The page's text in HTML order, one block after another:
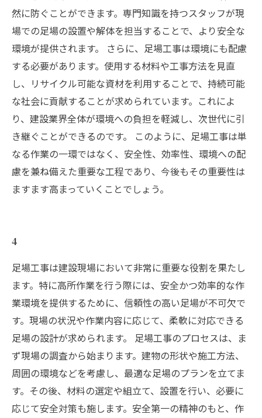
然に防ぐことができます。専門知識を持つスタッフが現
場での足場の設置や解体を担当することで、より安全な
環境が提供されます。 さらに、足場工事は環境にも配慮
する必要があります。使用する材料や工事方法を見直
し、リサイクル可能な資材を利用することで、持続可能
な社会に貢献することが求められています。これによ
り、建設業界全体が環境への負担を軽減し、次世代に引
き継ぐことができるのです。 このように、足場工事は単
なる作業の一環ではなく、安全性、効率性、環境への配
慮を兼ね備えた重要な工程であり、今後もその重要性は
ますます高まっていくことでしょう。
4
足場工事は建設現場において非常に重要な役割を果たし
ます。特に高所作業を行う際には、安全かつ効率的な作
業環境を提供するために、信頼性の高い足場が不可欠で
す。現場の状況や作業内容に応じて、柔軟に対応できる
足場の設計が求められます。 足場工事のプロセスは、ま
ず現場の調査から始まります。建物の形状や施工方法、
周囲の環境などを考慮し、最適な足場のプランを立てま
す。その後、材料の選定や組立て、設置を行い、必要に
応じて安全対策も施します。安全第一の精神のもと、作